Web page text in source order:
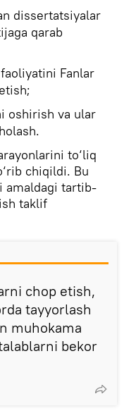
dissertatsiyalar
qarab
Fanlar
oshirish va ular
to‘liq
chiqildi. Bu
amaldagi tartib-
taklif
chop etish,
tayyorlash
muhokama
bekor